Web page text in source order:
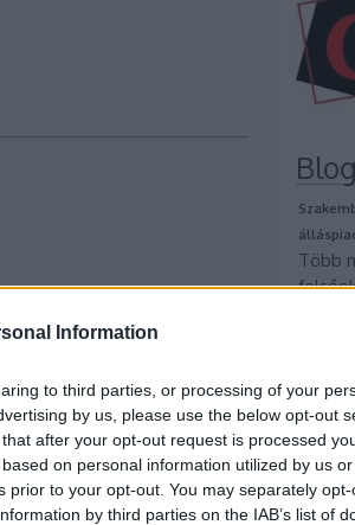
Information
to third parties, or processing of your
by us, please use the below opt-out
after your opt-out request is processed
on personal information utilized by us
prior to your opt-out. You may separately
by third parties on the IAB’s list of
vagy a Water World
Több